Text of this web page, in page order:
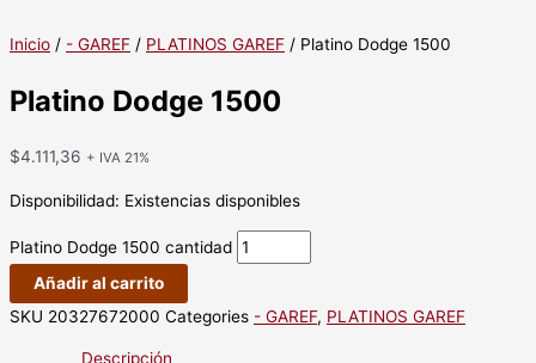
Inicio / - GAREF / PLATINOS GAREF / Platino Dodge 1500
Platino Dodge 1500
$4.111,36 + IVA 21%
Disponibilidad: Existencias disponibles
Platino Dodge 1500 cantidad
Añadir al carrito
SKU 20327672000 Categories - GAREF, PLATINOS GAREF
Descripción